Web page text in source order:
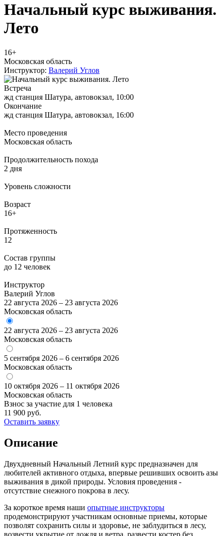
Начальный курс выживания.
Лето
16+
Московская область
Инструктор: Валерий Углов
Встреча
жд станция Шатура, автовокзал, 10:00
Окончание
жд станция Шатура, автовокзал, 16:00
Место проведения
Московская область
Продолжительность похода
2 дня
Уровень сложности
Возраст
16+
Протяженность
12
Состав группы
до 12 человек
Инструктор
Валерий Углов
22 августа 2026 – 23 августа 2026
Московская область
22 августа 2026 – 23 августа 2026
Московская область
5 сентября 2026 – 6 сентября 2026
Московская область
10 октября 2026 – 11 октября 2026
Московская область
Взнос за участие для 1 человека
11 900 руб.
Оставить заявку
Описание
Двухдневный Начальный Летний курс предназначен для
любителей активного отдыха, впервые решивших освоить азы
выживания в дикой природы. Условия проведения -
отсутствие снежного покрова в лесу.
За короткое время наши опытные инструкторы
продемонстрируют участникам основные приемы, которые
позволят сохранить силы и здоровье, не заблудиться в лесу,
возвести укрытие от дождя и ветра, развести костер без